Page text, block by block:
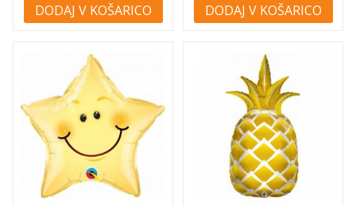
DODAJ V KOŠARICO DODAJ V KOŠARICO